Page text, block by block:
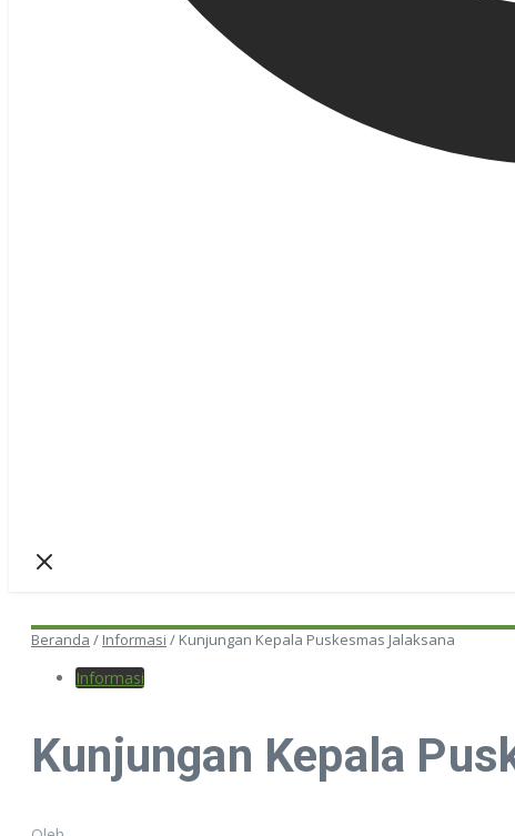
Beranda / Informasi / Kunjungan Kepala Puskesmas Jalaksana
Informasi
Kunjungan Kepala